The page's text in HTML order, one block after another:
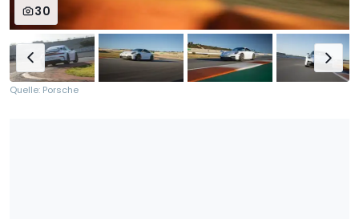
30
Quelle: Porsche